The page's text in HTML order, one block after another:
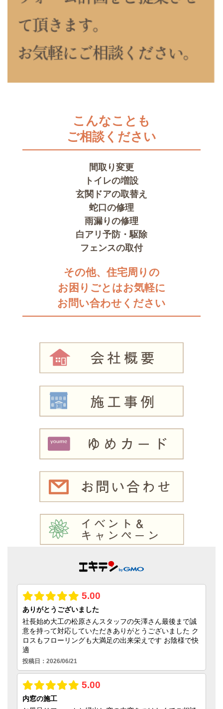
こんなことも
ご相談ください
間取り変更
トイレの増設
玄関ドアの取替え
蛇口の修理
雨漏りの修理
白アリ予防・駆除
フェンスの取付
その他、住宅周りの
お困りごとはお気軽に
お問い合わせください